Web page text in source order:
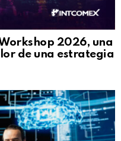
2026, una
de una estrategia